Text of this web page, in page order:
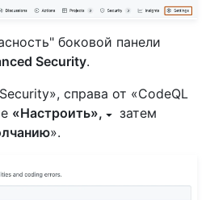
боковой панели
Security.
справа от «CodeQL
«Настроить»,
затем
».